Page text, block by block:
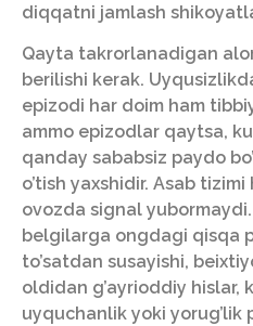
diqqatni jamlash
Qayta takrorlanadigan
berilishi kerak.
epizodi har doim ham
ammo epizodlar qaytsa,
qanday sababsiz paydo
o’tish yaxshidir. Asab
ovozda signal yubormaydi.
belgilarga ongdagi qisqa
to’satdan susayishi,
oldidan g’ayrioddiy hislar,
uyquchanlik yoki yorug’lik